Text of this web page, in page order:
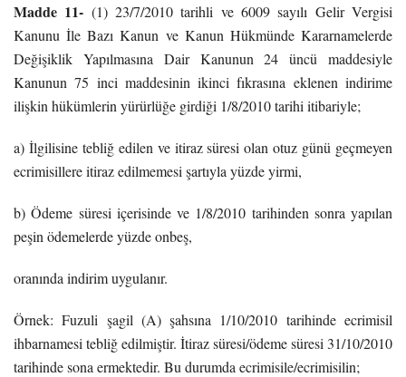
Madde 11- (1) 23/7/2010 tarihli ve 6009 sayılı Gelir Vergisi
Kanunu İle Bazı Kanun ve Kanun Hükmünde Kararnamelerde
Değişiklik Yapılmasına Dair Kanunun 24 üncü maddesiyle
Kanunun 75 inci maddesinin ikinci fıkrasına eklenen indirime
ilişkin hükümlerin yürürlüğe girdiği 1/8/2010 tarihi itibariyle;
a) İlgilisine tebliğ edilen ve itiraz süresi olan otuz günü geçmeyen
ecrimisillere itiraz edilmemesi şartıyla yüzde yirmi,
b) Ödeme süresi içerisinde ve 1/8/2010 tarihinden sonra yapılan
peşin ödemelerde yüzde onbeş,
oranında indirim uygulanır.
Örnek: Fuzuli şagil (A) şahsına 1/10/2010 tarihinde ecrimisil
ihbarnamesi tebliğ edilmiştir. İtiraz süresi/ödeme süresi 31/10/2010
tarihinde sona ermektedir. Bu durumda ecrimisile/ecrimisilin;